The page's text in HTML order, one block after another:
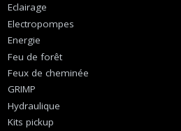
Eclairage
Electropompes
Energie
Feu de forêt
Feux de cheminée
GRIMP
Hydraulique
Kits pickup